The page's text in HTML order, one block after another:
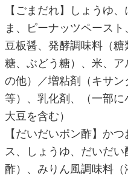
【ごまだれ】しょうゆ
ま、ピーナッツペースト
豆板醤、発酵調味料（
糖、ぶどう糖）、米、
の他）／増粘剤（キサ
等）、乳化剤、（一部に
大豆を含む）
【だいだいポン酢】か
ス、しょうゆ、だいだ
酢）、みりん風調味料